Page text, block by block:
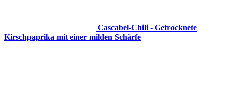
Cascabel-Chili - Getrocknete
Kirschpaprika mit einer milden Schärfe